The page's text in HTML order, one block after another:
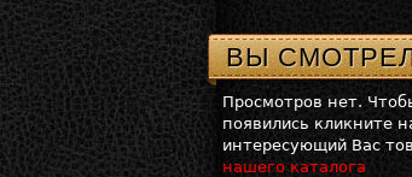
ВЫ
Просмотров нет.
появились кликните
интересующий Вас
нашего каталога